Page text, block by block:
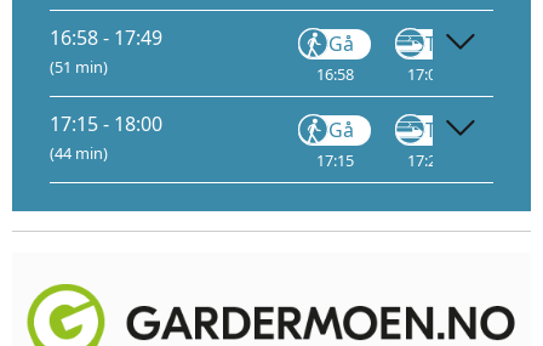
16:58 - 17:49
(51 min)
Gå
16:58
Tog
17:04
17:15 - 18:00
(44 min)
Gå
17:15
Tog
17:21